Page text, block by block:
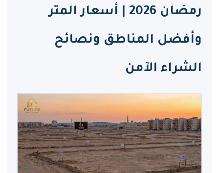
رمضان 2026 | أسعار المتر
وأفضل المناطق ونصائح
الشراء الآمن